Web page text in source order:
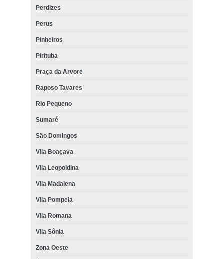
Perdizes
Perus
Pinheiros
Pirituba
Praça da Arvore
Raposo Tavares
Rio Pequeno
Sumaré
São Domingos
Vila Boaçava
Vila Leopoldina
Vila Madalena
Vila Pompeia
Vila Romana
Vila Sônia
Zona Oeste